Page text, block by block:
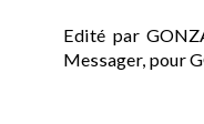
Edité par
Messager, pour